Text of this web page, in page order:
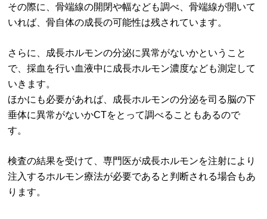
その際に、骨端線の開閉や幅なども調べ、骨端線が開いて
いれば、骨自体の成長の可能性は残されています。
さらに、成長ホルモンの分泌に異常がないかということ
で、採血を行い血液中に成長ホルモン濃度なども測定して
いきます。
ほかにも必要があれば、成長ホルモンの分泌を司る脳の下
垂体に異常がないかCTをとって調べることもあるので
す。
検査の結果を受けて、専門医が成長ホルモンを注射により
注入するホルモン療法が必要であると判断される場合もあ
ります。